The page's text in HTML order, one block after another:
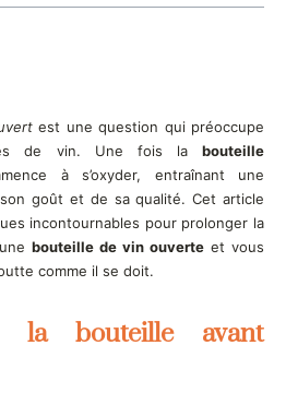
est une question qui préoccupe
de vin. Une fois la bouteille
à s’oxyder, entraînant une
goût et de sa qualité. Cet article
incontournables pour prolonger la
bouteille de vin ouverte et vous
comme il se doit.
la bouteille avant